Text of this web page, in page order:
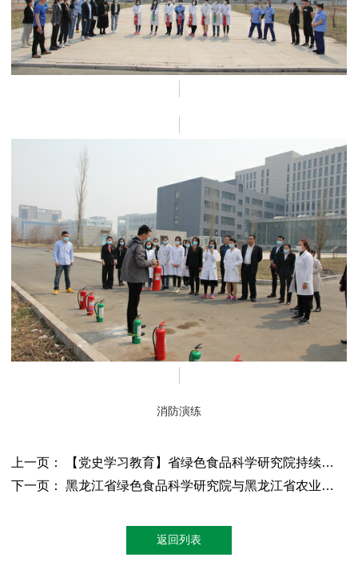
消防演练
上一页： 【党史学习教育】省绿色食品科学研究院持续开展党史学习教育宣讲活动
下一页： 黑龙江省绿色食品科学研究院与黑龙江省农业农村厅举行绿色食品产业发展协同创新中心合作项目签约仪式
返回列表